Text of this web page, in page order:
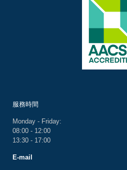
服務時間
Monday - Friday:
08:00 - 12:00
13:30 - 17:00
E-mail